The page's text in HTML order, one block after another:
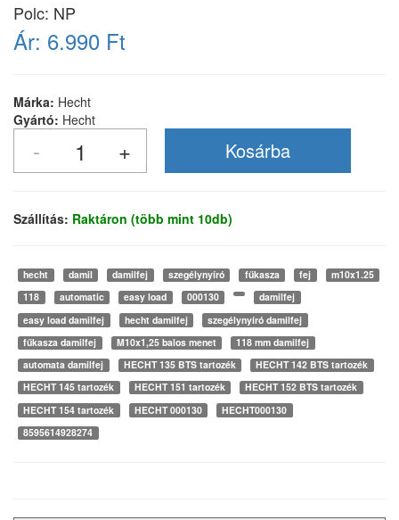
Polc: NP
Ár: 6.990 Ft
Márka: Hecht
Gyártó: Hecht
Szállítás: Raktáron (több mint 10db)
hecht damil damilfej szegélynyíró fűkasza fej
m10x1.25
118
automatic easy load 000130
damilfej
easy load damilfej
hecht damilfej
szegélynyíró damilfej
fűkasza damilfej
M10x1,25 balos menet
118 mm damilfej
automata damilfej
HECHT 135 BTS tartozék
HECHT 142 BTS tartozék
HECHT 145 tartozék
HECHT 151 tartozék
HECHT 152 BTS tartozék
HECHT 154 tartozék
HECHT 000130
HECHT000130
8595614928274